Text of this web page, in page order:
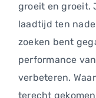
groeit en groeit.
laadtijd ten
zoeken bent
performance
verbeteren.
terecht